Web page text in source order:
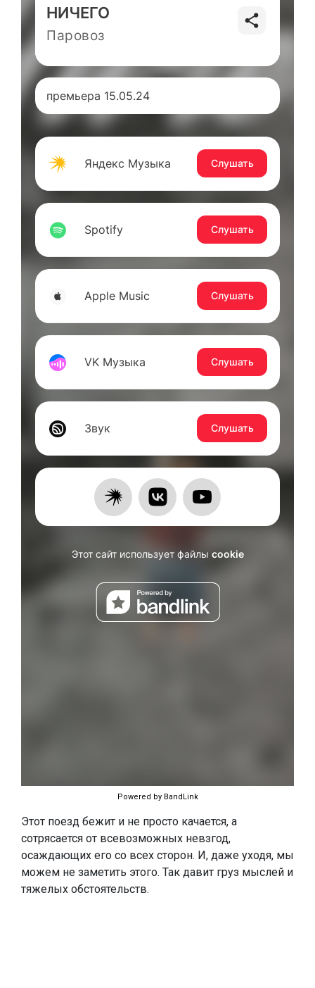
Powered by BandLink
Этот поезд бежит и не просто качается, а
сотрясается от всевозможных невзгод,
осаждающих его со всех сторон. И, даже уходя, мы
можем не заметить этого. Так давит груз мыслей и
тяжелых обстоятельств.